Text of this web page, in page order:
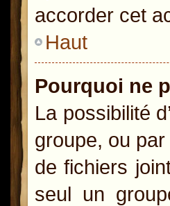
accorder cet
Haut
Pourquoi ne
La possibilité
groupe, ou par
de fichiers
seul un